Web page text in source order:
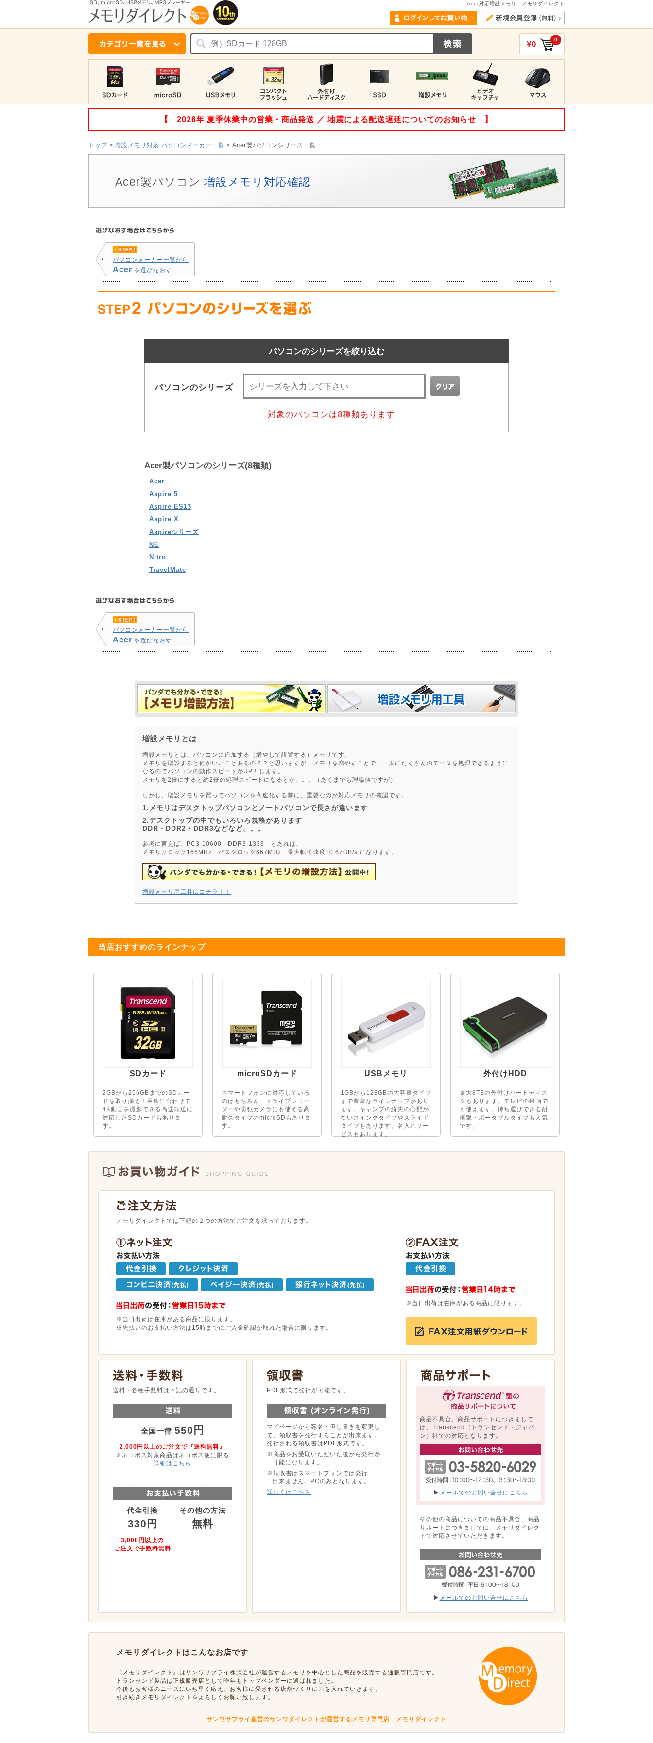
Acer対応増設メモリ メモリダイレクト
¥0 0
【 2026年 夏季休業中の営業・商品発送 ／ 地震による配送遅延についてのお知らせ 】
トップ > 増設メモリ対応 パソコンメーカー一覧 > Acer製パソコンシリーズ一覧
Acer製パソコン 増設メモリ対応確認
パソコンメーカー一覧から
Acer を選びなおす
パソコンのシリーズを絞り込む
パソコンのシリーズ
対象のパソコンは8種類あります
Acer製パソコンのシリーズ(8種類)
Acer
Aspire 5
Aspire ES13
Aspire X
Aspireシリーズ
NE
Nitro
TravelMate
パソコンメーカー一覧から
Acer を選びなおす
増設メモリとは
増設メモリとは、パソコンに追加する（増やして設置する）メモリです。
メモリを増設すると何かいいことあるの？？と思いますが、メモリを増やすことで、一度にたくさんのデータを処理できるように
なるのでパソコンの動作スピードがUP！します。
メモリを2倍にすると約2倍の処理スピードになるとか。。。（あくまでも理論値ですが）
しかし、増設メモリを買ってパソコンを高速化する前に、重要なのが対応メモリの確認です。
1.メモリはデスクトップパソコンとノートパソコンで長さが違います
2.デスクトップの中でもいろいろ規格があります
DDR・DDR2・DDR3などなど。。。
参考に言えば、PC3-10600 DDR3-1333 とあれば、
メモリクロック166MHz バスクロック667MHz 最大転送速度10.67GB/s になります。
増設メモリ用工具はコチラ！！
当店おすすめのラインナップ
SDカード
2GBから256GBまでのSDカー
ドを取り揃え！用途に合わせて
4K動画を撮影できる高速転送に
対応したSDカードもありま
す。
microSDカード
スマートフォンに対応している
のはもちろん、ドライブレコー
ダーや防犯カメラにも使える高
耐久タイプのmicroSDもありま
す。
USBメモリ
1GBから128GBの大容量タイプ
まで豊富なラインナップがあり
ます。キャンプの紛失の心配が
ないスイングタイプやスライド
タイプもあります。名入れサー
ビスもあります。
外付けHDD
最大8TBの外付けハードディス
クもあります。テレビの録画で
も使えます。持ち運びできる耐
衝撃・ポータブルタイプも人気
です。
メモリダイレクトでは下記の２つの方法でご注文を承っております。
※当日出荷は在庫がある商品に限ります。
※先払いのお支払い方法は15時までにご入金確認が取れた場合に限ります。
※当日出荷は在庫がある商品に限ります。
送料・各種手数料は下記の通りです。
全国一律 550円
2,000円以上のご注文で『送料無料』
※ネコポス対象商品はネコポス便に限る
詳細はこちら
代金引換
330円
3,000円以上の
ご注文で手数料無料
その他の方法
無料
PDF形式で発行が可能です。
マイページから宛名・但し書きを変更し
て、領収書を発行することが出来ます。
発行される領収書はPDF形式です。
※商品をお受取いただいた後から発行が
可能になります。
※領収書はスマートフォンでは発行
出来ません。PCのみとなります。
詳しくはこちら
商品不具合、商品サポートにつきまして
は、Transcend（トランセンド・ジャパ
ン）社での対応となります。
▶ メールでのお問い合せはこちら
その他の商品についての商品不具合、商品
サポートにつきましては、メモリダイレク
トで対応させていただきます。
▶ メールでのお問い合せはこちら
メモリダイレクトはこんなお店です
『メモリダイレクト』はサンワサプライ株式会社が運営するメモリを中心とした商品を販売する通販専門店です。
トランセンド製品は正規販売店として昨年もトップベンダーに選ばれました。
今後もお客様のニーズにいち早く応え、お客様に愛される店舗づくりに力を入れていきます。
引き続きメモリダイレクトをよろしくお願い致します。
サンワサプライ直営のサンワダイレクトが運営するメモリ専門店 メモリダイレクト